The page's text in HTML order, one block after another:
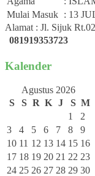
Mulai Masuk : 13
Alamat : Jl. Sijuk
081919353723
Kalender
Agustus 2026
S
S R K J S M
1
2
3
4 5 6 7 8
9
10 11 12 13 14 15 16
17 18 19 20 21 22 23
24 25 26 27 28 29 30